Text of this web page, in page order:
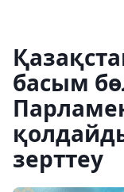
басым
зерттеу